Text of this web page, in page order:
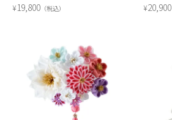
¥19,800 税込 ¥20,900